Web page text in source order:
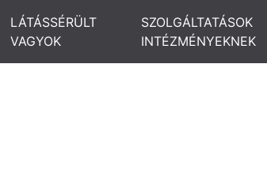
LÁTÁSSÉRÜLT
VAGYOK
SZOLGÁLTATÁSOK
INTÉZMÉNYEKNEK